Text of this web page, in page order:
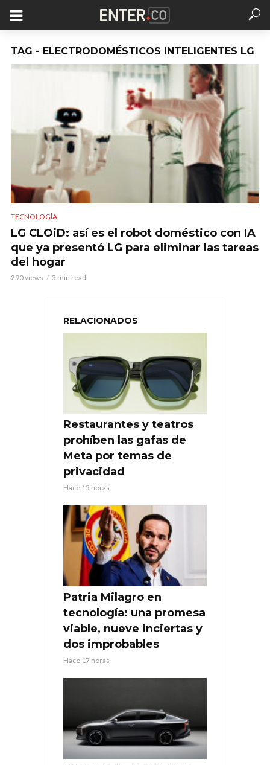
TAG - ELECTRODOMÉSTICOS INTELIGENTES LG
TECNOLOGÍA
LG CLOiD: así es el robot doméstico con IA
que ya presentó LG para eliminar las tareas
del hogar
290 views 3 min read
RELACIONADOS
Restaurantes y teatros
prohíben las gafas de
Meta por temas de
privacidad
Hace 15 horas
Patria Milagro en
tecnología: una promesa
viable, nueve inciertas y
dos improbables
Hace 17 horas